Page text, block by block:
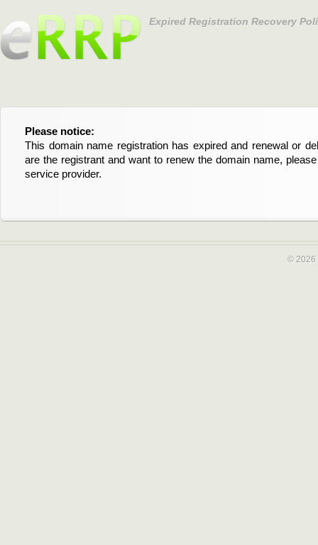
Expired Registration Recovery
Please notice:
This domain name registration has expired and renewal or
are the registrant and want to renew the domain name,
service provider.
Bitte beachten Sie:
Diese Domainregistrierung ist abgelaufen und die
Domain stehen an. Wenn Sie der Registrant sind und
verlängern möchten, kontaktieren Sie bitte Ihren Service-
© 2026